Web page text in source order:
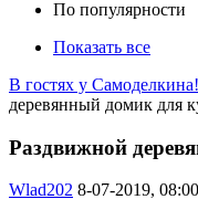
По популярности
Показать все
В гостях у Самоделкина!
деревянный домик для
Раздвижной
Wlad202 8-07-2019, 08:00